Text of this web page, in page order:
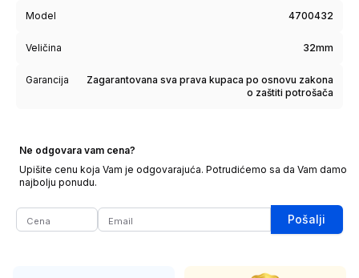
Model 4700432
Veličina 32mm
Garancija
Zagarantovana sva prava kupaca po osnovu zakona
o zaštiti potrošača
Ne odgovara vam cena?
Upišite cenu koja Vam je odgovarajuća. Potrudićemo sa da Vam damo
najbolju ponudu.
Pošalji